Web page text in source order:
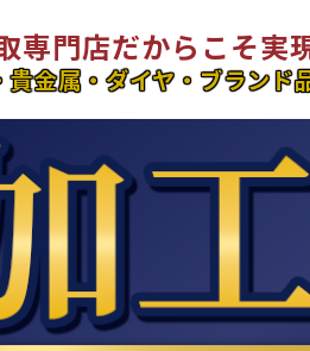
専門店だからこそ実
貴金属・ダイヤ・ブランド